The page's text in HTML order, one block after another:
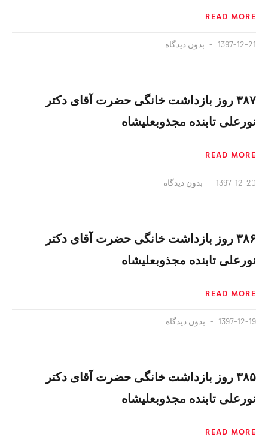
READ MORE
1397-12-21 بدون دیدگاه
۳۸۷ روز بازداشت خانگی حضرت آقای دکتر
نورعلی تابنده مجذوبعلیشاه
READ MORE
1397-12-20 بدون دیدگاه
۳۸۶ روز بازداشت خانگی حضرت آقای دکتر
نورعلی تابنده مجذوبعلیشاه
READ MORE
1397-12-19 بدون دیدگاه
۳۸۵ روز بازداشت خانگی حضرت آقای دکتر
نورعلی تابنده مجذوبعلیشاه
READ MORE